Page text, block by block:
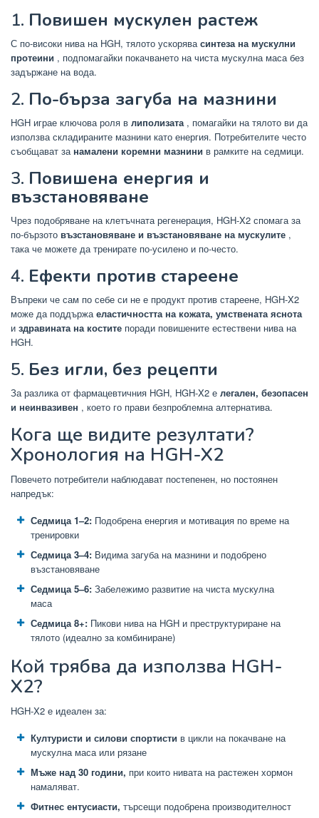
1. Повишен мускулен растеж
С по-високи нива на HGH, тялото ускорявасинтеза на мускулни
протеини , подпомагайки покачването на чиста мускулна маса без
задържане на вода.
2. По-бърза загуба на мазнини
HGH играе ключова роля в липолизата, помагайки на тялото ви да
използва складираните мазнини като енергия. Потребителите често
съобщават за намалени коремни мазнини в рамките на седмици.
3. Повишена енергия и
възстановяване
Чрез подобряване на клетъчната регенерация, HGH-X2 спомага за
по-бързото възстановяване и възстановяване на мускулите ,
така че можете да тренирате по-усилено и по-често.
4. Ефекти против стареене
Въпреки че сам по себе си не е продукт против стареене, HGH-X2
може да поддържаеластичността на кожата, умствената яснота
и здравината на костите поради повишените естествени нива на
HGH.
5. Без игли, без рецепти
За разлика от фармацевтичния HGH, HGH-X2 е легален, безопасен
и неинвазивен , което го прави безпроблемна алтернатива.
Кога ще видите резултати?
Хронология на HGH-X2
Повечето потребители наблюдават постепенен, но постоянен
напредък:
Седмица 1–2: Подобрена енергия и мотивация по време на
тренировки
Седмица 3–4: Видима загуба на мазнини и подобрено
възстановяване
Седмица 5–6: Забележимо развитие на чиста мускулна
маса
Седмица 8+: Пикови нива на HGH и преструктуриране на
тялото (идеално за комбиниране)
Кой трябва да използва HGH-
X2?
HGH-X2 е идеален за:
Културисти и силови спортисти в цикли на покачване на
мускулна маса или рязане
Мъже над 30 години, при които нивата на растежен хормон
намаляват.
Фитнес ентусиасти, търсещи подобрена производителност